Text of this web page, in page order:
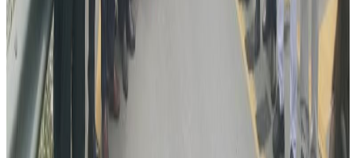
विदेशबाट फर्किने नेपालीलाई प्रहरीको आग्रह:
अपरिचितको सुन वा सामान नबोक्नू
२०२६ अगस्ट ६
रोमानियामा रेलको ठक्करबाट दुई नेपालीको मृत्यु, दुई
घाइते